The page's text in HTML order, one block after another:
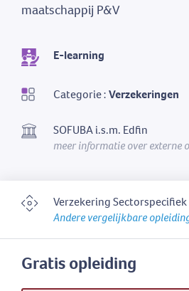
E-learning
Categorie :Verzekeringen
SOFUBA i.s.m. Edfin
meer informatie over externe
maatschappij P&V
Verzekering Sectorspecifiek
Andere vergelijkbare
Gratis opleiding